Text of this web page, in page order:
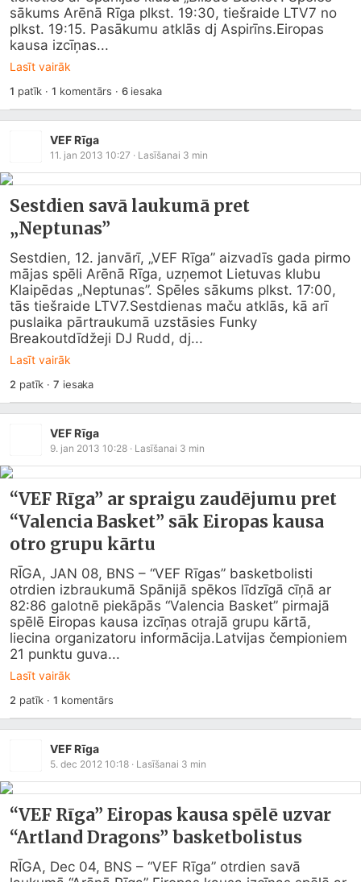
sākums Arēnā Rīga plkst. 19:30, tiešraide LTV7 no
plkst. 19:15. Pasākumu atklās dj Aspirīns.Eiropas
kausa izcīņas...
Lasīt vairāk
1 patīk ·1 komentārs · 6iesaka
VEF Rīga
11. jan 2013 10:27 · Lasīšanai 3 min
Sestdien savā laukumā pret
„Neptunas”
Sestdien, 12. janvārī, „VEF Rīga” aizvadīs gada pirmo
mājas spēli Arēnā Rīga, uzņemot Lietuvas klubu
Klaipēdas „Neptunas”. Spēles sākums plkst. 17:00,
tās tiešraide LTV7.Sestdienas maču atklās, kā arī
puslaika pārtraukumā uzstāsies Funky
Breakoutdīdžeji DJ Rudd, dj...
Lasīt vairāk
2 patīk ·7 iesaka
VEF Rīga
9. jan 2013 10:28 · Lasīšanai 3 min
“VEF Rīga” ar spraigu zaudējumu pret
“Valencia Basket” sāk Eiropas kausa
otro grupu kārtu
RĪGA, JAN 08, BNS – “VEF Rīgas” basketbolisti
otrdien izbraukumā Spānijā spēkos līdzīgā cīņā ar
82:86 galotnē piekāpās “Valencia Basket” pirmajā
spēlē Eiropas kausa izcīņas otrajā grupu kārtā,
liecina organizatoru informācija.Latvijas čempioniem
21 punktu guva...
Lasīt vairāk
2 patīk ·1 komentārs
VEF Rīga
5. dec 2012 10:18 · Lasīšanai 3 min
“VEF Rīga” Eiropas kausa spēlē uzvar
“Artland Dragons” basketbolistus
RĪGA, Dec 04, BNS – “VEF Rīga” otrdien savā